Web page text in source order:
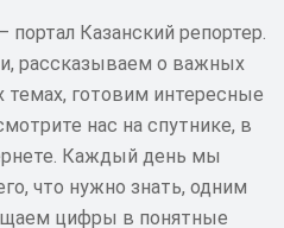
Казанский репортер.
рассказываем о важных
темах, готовим интересные
нас на спутнике, в
Каждый день мы
что нужно знать, одним
цифры в понятные